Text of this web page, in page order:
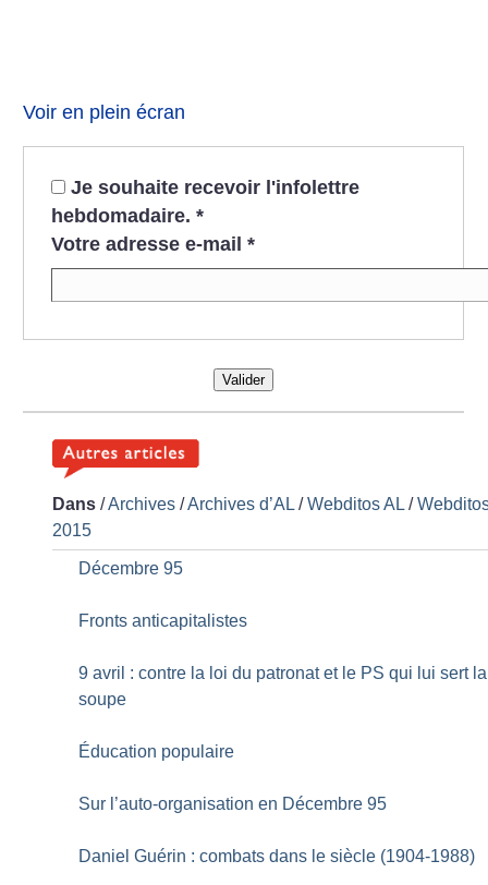
Voir en plein écran
Je souhaite recevoir l'infolettre
hebdomadaire. *
Votre adresse e-mail *
Valider
Dans /Archives /Archives d’AL /Webditos AL /
2015
Décembre 95
Fronts anticapitalistes
9 avril : contre la loi du patronat et le PS qui lui sert la
soupe
Éducation populaire
Sur l’auto-organisation en Décembre 95
Daniel Guérin : combats dans le siècle (1904-1988)